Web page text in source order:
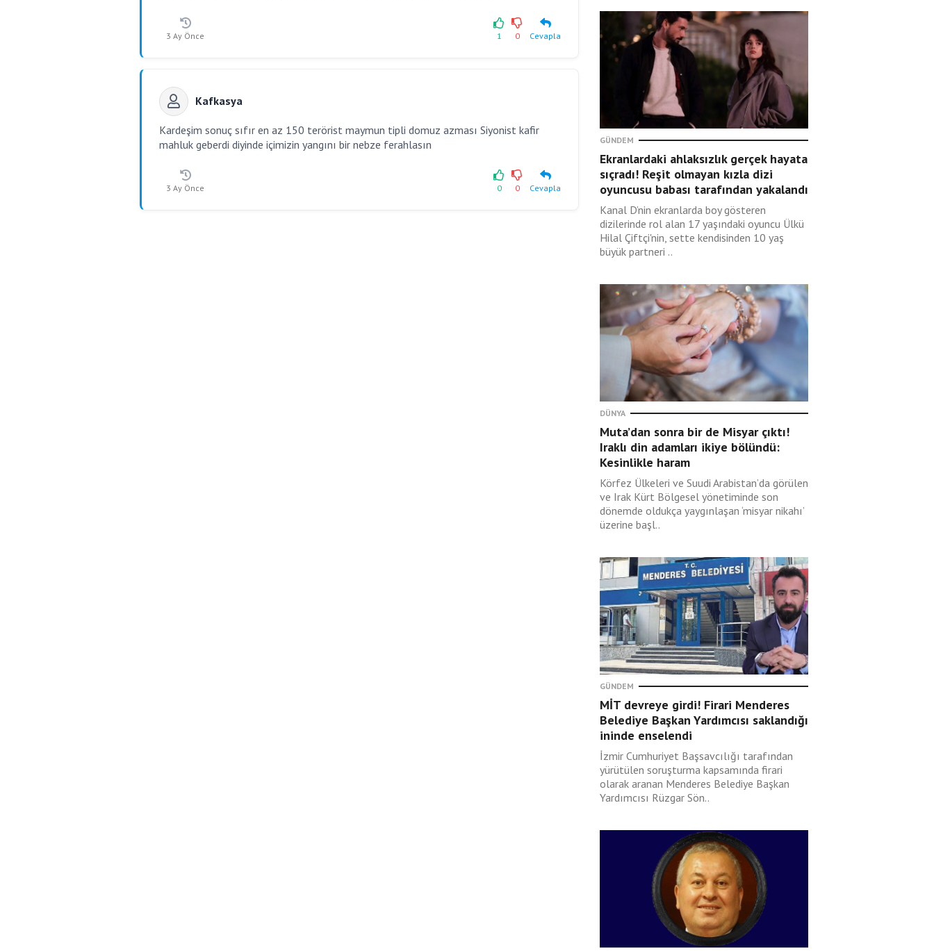
3 Ay Önce 1 0 Cevapla
Kafkasya
Kardeşim sonuç sıfır en az 150 terörist maymun tipli domuz azması Siyonist kafir
mahluk geberdi diyinde içimizin yangını bir nebze ferahlasın
3 Ay Önce 0 0 Cevapla
GÜNDEM
Ekranlardaki ahlaksızlık gerçek hayata
sıçradı! Reşit olmayan kızla dizi
oyuncusu babası tarafından yakalandı
Kanal D’nin ekranlarda boy gösteren
dizilerinde rol alan 17 yaşındaki oyuncu Ülkü
Hilal Çiftçi'nin, sette kendisinden 10 yaş
büyük partneri ..
DÜNYA
Muta’dan sonra bir de Misyar çıktı!
Iraklı din adamları ikiye bölündü:
Kesinlikle haram
Körfez Ülkeleri ve Suudi Arabistan’da görülen
ve Irak Kürt Bölgesel yönetiminde son
dönemde oldukça yaygınlaşan ‘misyar nikahı’
üzerine başl..
GÜNDEM
MİT devreye girdi! Firari Menderes
Belediye Başkan Yardımcısı saklandığı
ininde enselendi
İzmir Cumhuriyet Başsavcılığı tarafından
yürütülen soruşturma kapsamında firari
olarak aranan Menderes Belediye Başkan
Yardımcısı Rüzgar Sön..